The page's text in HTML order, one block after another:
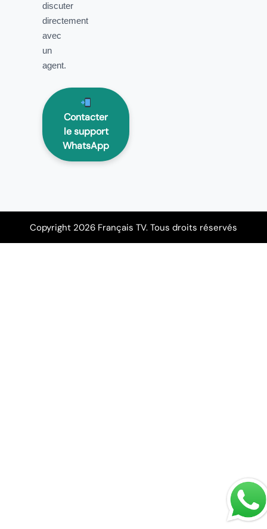
discuter
directement
avec
un
agent.
Contacter
le support
WhatsApp
Copyright 2026 Français TV. Tous droits réservés